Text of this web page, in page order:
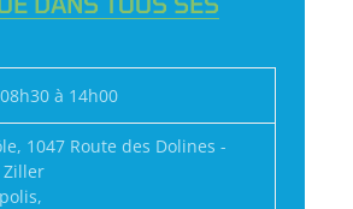
à 14h00
1047 Route des Dolines -
Ziller
,